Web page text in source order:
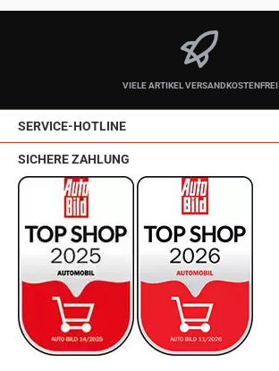
VIELE ARTIKEL VERSANDKOSTENFREI
SERVICE-HOTLINE
SICHERE ZAHLUNG